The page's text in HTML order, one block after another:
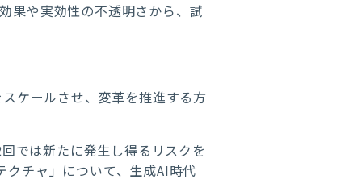
果や実効性の不透明さから、試
ケールさせ、変革を推進する方
では新たに発生し得るリスクを
チャ」について、生成AI時代